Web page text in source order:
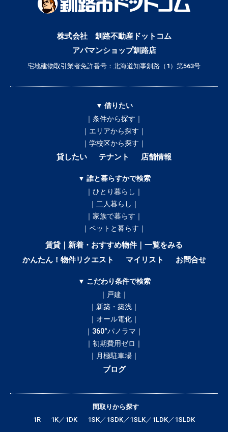
株式会社 釧路不動産ドットコム
アパマンショップ釧路店
宅地建物取引業者免許番号：北海道知事釧路（1）第563号
▼ 借りたい
｜条件から探す｜
｜エリアから探す｜
｜学校区から探す｜
貸したい テナント 店舗情報
▼ 誰と暮らすかで検索
｜ひとり暮らし｜
｜二人暮らし｜
｜家族で暮らす｜
｜ペットと暮らす｜
賃貸｜新着・おすすめ物件｜一覧をみる
かんたん！物件リクエスト
マイリスト お問合せ
▼ こだわり条件で検索
｜戸建｜
｜新築・築浅｜
｜オール電化｜
｜360°パノラマ｜
｜初期費用ゼロ｜
｜月極駐車場｜
ブログ
間取りから探す
1R
1K／1DK
1SK／1SDK／1SLK／1LDK／1SLDK